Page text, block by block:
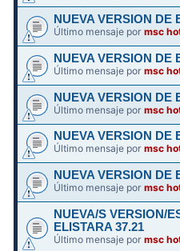
NUEVA VERSION DE
Último mensaje pormsc
NUEVA VERSION DE
Último mensaje pormsc
NUEVA VERSION DE
Último mensaje pormsc
NUEVA VERSION DE
Último mensaje pormsc
NUEVA VERSION DE
Último mensaje pormsc
NUEVA/S VERSION/
ELISTARA 37.21
Último mensaje pormsc